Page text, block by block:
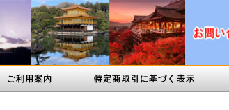
ご利用案内 特定商取引に基づく表示